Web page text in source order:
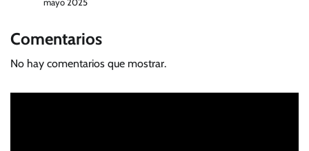
mayo 2025
Comentarios
No hay comentarios que mostrar.